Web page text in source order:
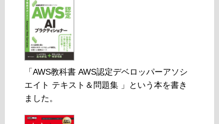
「AWS教科書 AWS認定デベロッパーアソシ
エイト テキスト＆問題集 」という本を書き
ました。